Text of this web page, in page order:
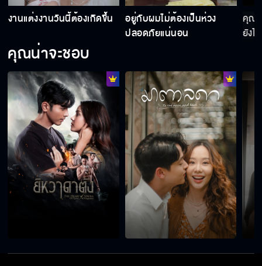
เราไม่จำเป็นต้องแสดงเป็นสามีภรรยาอีกต่อไป
ใครคือราชาเสือดำ
ดีแต่โทษปี่โทษกลอง
เราอาจจะใกล้ความจริงแล้ว
ลูกเป็นคนเดียวที่จะช่วยพ่อได้!
งานแต่งงานวันนี้ต้องเกิดขึ้น
อยู่กับผมไม่ต้องเป็นห่วง
ปลอดภัยแน่นอน
คุณเ
ยังไง
คุณน่าจะชอบ